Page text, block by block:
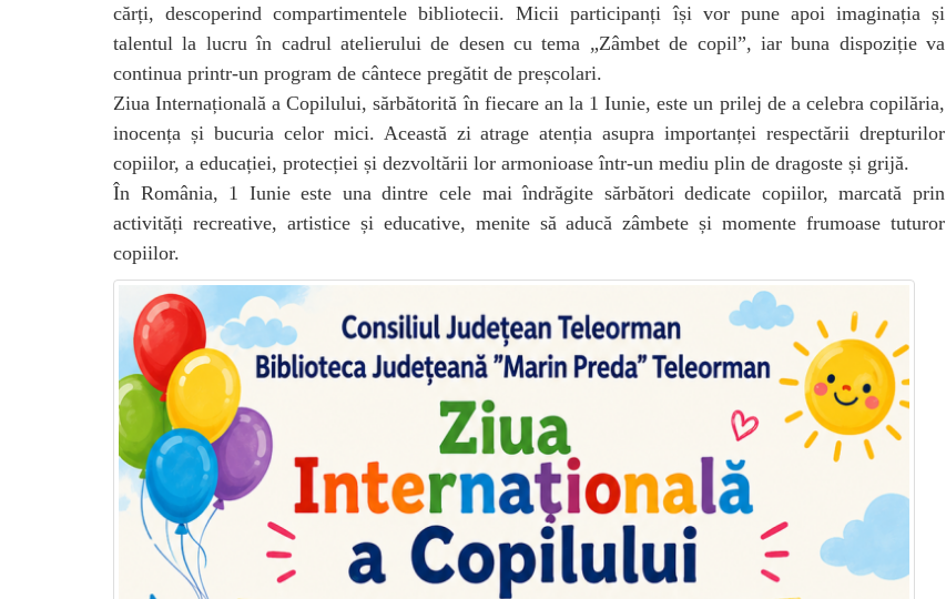
cărți, descoperind compartimentele bibliotecii. Micii participanți își vor pune apoi imaginația și
talentul la lucru în cadrul atelierului de desen cu tema „Zâmbet de copil”, iar buna dispoziție va
continua printr-un program de cântece pregătit de preșcolari.
Ziua Internațională a Copilului, sărbătorită în fiecare an la 1 Iunie, este un prilej de a celebra copilăria,
inocența și bucuria celor mici. Această zi atrage atenția asupra importanței respectării drepturilor
copiilor, a educației, protecției și dezvoltării lor armonioase într-un mediu plin de dragoste și grijă.
În România, 1 Iunie este una dintre cele mai îndrăgite sărbători dedicate copiilor, marcată prin
activități recreative, artistice și educative, menite să aducă zâmbete și momente frumoase tuturor
copiilor.